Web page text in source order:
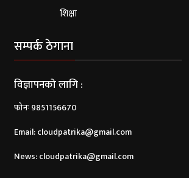
शिक्षा
सम्पर्क ठेगाना
विज्ञापनको लागि :
फोनः 9851156670
Email:cloudpatrika@gmail.com
News:cloudpatrika@gmail.com